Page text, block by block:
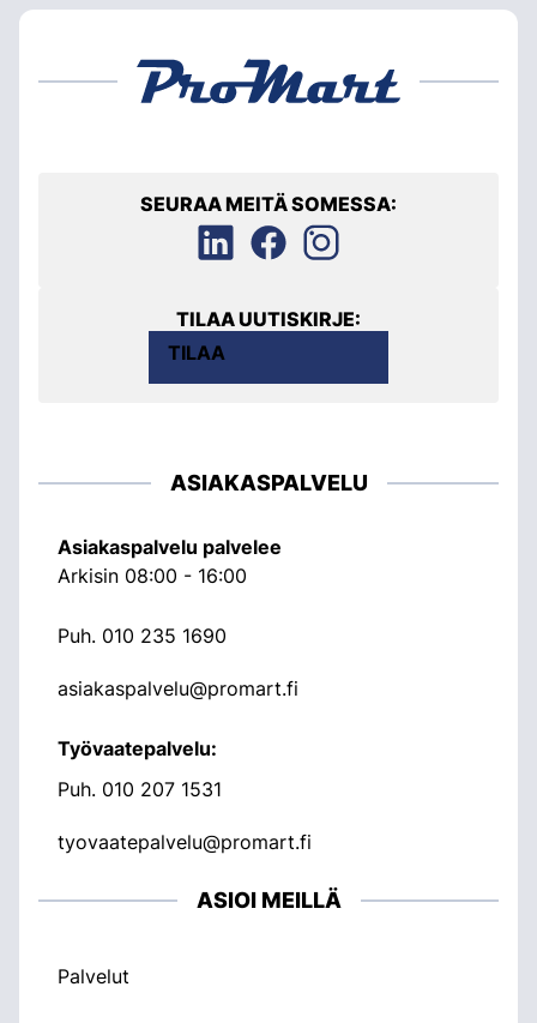
SEURAA MEITÄ SOMESSA:
TILAA UUTISKIRJE:
TILAA
ASIAKASPALVELU
Asiakaspalvelu palvelee
Arkisin 08:00 - 16:00
Puh. 010 235 1690
asiakaspalvelu@promart.fi
Työvaatepalvelu:
Puh. 010 207 1531
tyovaatepalvelu@promart.fi
ASIOI MEILLÄ
Palvelut